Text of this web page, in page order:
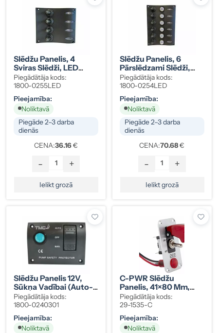
Slēdžu Panelis, 4
Sviras Slēdži, LED
Indikatori, Melns
Piegādātāja kods:
1800-0255LED
Pieejamība:
Noliktavā
Piegāde 2–3 darba
dienās
CENA:36.16€
- +
Ielikt grozā
Slēdžu Panelis, 6
Pārslēdzami Slēdži,
LED Indikatori, 6×15A
Automātiskie
Drošinātāji, Melns
Piegādātāja kods:
1800-0254LED
Pieejamība:
Noliktavā
Piegāde 2–3 darba
dienās
CENA:70.68€
- +
Ielikt grozā
Slēdžu Panelis 12V,
Sūkņa Vadībai (Auto-
Off-Man.), Melns
Piegādātāja kods:
1800-0240301
Pieejamība:
Noliktavā
C-PWR Slēdžu
Panelis, 41×80 Mm,
ON-OFF
Piegādātāja kods:
29-1535-C
Pieejamība:
Noliktavā